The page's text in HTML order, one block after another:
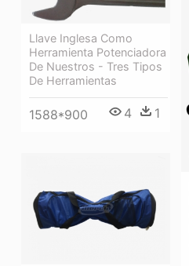
Llave Inglesa Como
Herramienta Potenciadora
De Nuestros - Tres Tipos
De Herramientas
1588*900 4 1